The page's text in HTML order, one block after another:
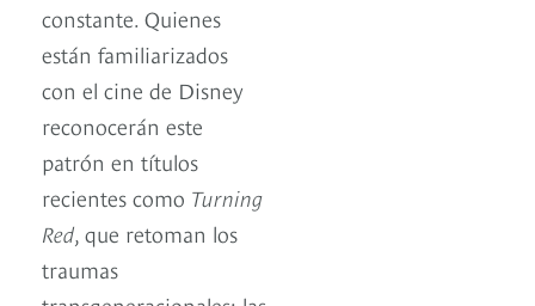
constante. Quienes
están familiarizados
con el cine de Disney
reconocerán este
patrón en títulos
recientes como Turning
Red , que retoman los
traumas